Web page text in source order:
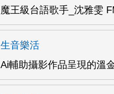
魔王級台語歌手_沈雅雯
生音樂活
Ai輔助攝影作品呈現的溫